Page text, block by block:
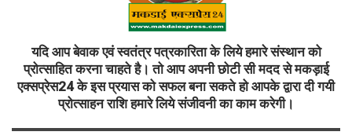
यदि आप बेवाक एवं स्वतंत्र पत्रकारिता के लिये हमारे संस्थान को
प्रोत्साहित करना चाहते है। तो आप अपनी छोटी सी मदद से मकड़ाई
एक्सप्रेस24 के इस प्रयास को सफल बना सकते हो आपके द्वारा दी गयी
प्रोत्साहन राशि हमारे लिये संजीवनी का काम करेगी।